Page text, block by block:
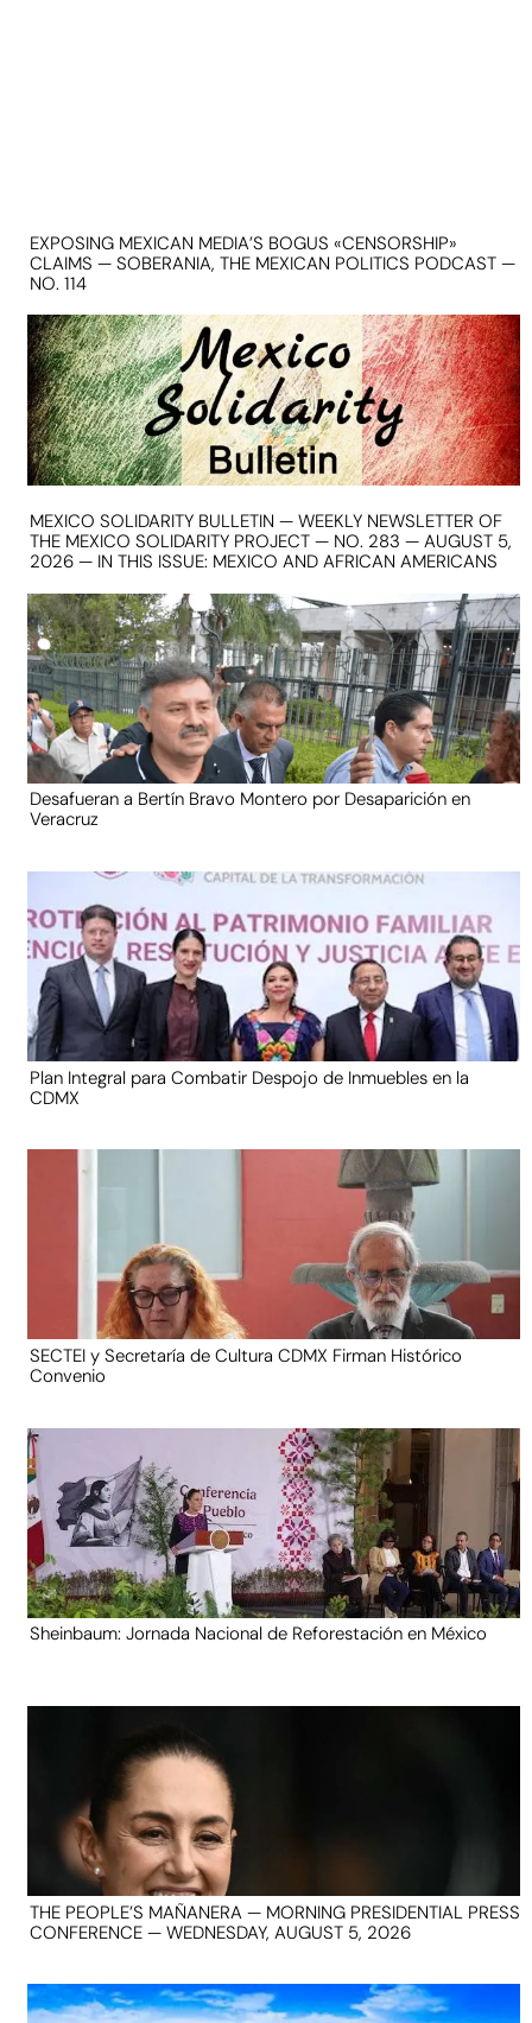
EXPOSING MEXICAN MEDIA’S BOGUS «CENSORSHIP»
CLAIMS — SOBERANIA, THE MEXICAN POLITICS PODCAST —
NO. 114
MEXICO SOLIDARITY BULLETIN — WEEKLY NEWSLETTER OF
THE MEXICO SOLIDARITY PROJECT — NO. 283 — AUGUST 5,
2026 — IN THIS ISSUE: MEXICO AND AFRICAN AMERICANS
Desafueran a Bertín Bravo Montero por Desaparición en
Veracruz
Plan Integral para Combatir Despojo de Inmuebles en la
CDMX
SECTEI y Secretaría de Cultura CDMX Firman Histórico
Convenio
Sheinbaum: Jornada Nacional de Reforestación en México
THE PEOPLE’S MAÑANERA — MORNING PRESIDENTIAL PRESS
CONFERENCE — WEDNESDAY, AUGUST 5, 2026